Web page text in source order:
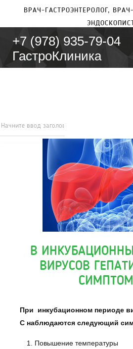
ВРАЧ-ГАСТРОЭНТЕРОЛОГ,
ЭНДОСКОПИСТ
+7 (978) 935-79-04
ГастроКлиника
В
ВИРУСОВ
При инкубационном периоде
С наблюдаются следующий
Повышение температуры